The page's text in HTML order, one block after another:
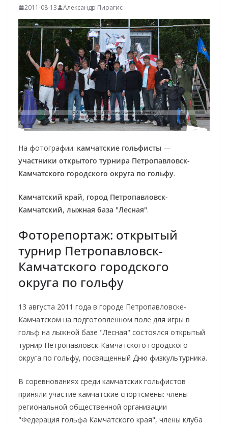
2011-08-13 Александр Пирагис
На фотографии: камчатские гольфисты —
участники открытого турнира Петропавловск-
Камчатского городского округа по гольфу.
Камчатский край, город Петропавловск-
Камчатский, лыжная база "Лесная".
Фоторепортаж: открытый
турнир Петропавловск-
Камчатского городского
округа по гольфу
13 августа 2011 года в городе Петропавловске-
Камчатском на подготовленном поле для игры в
гольф на лыжной базе "Лесная" состоялся открытый
турнир Петропавловск-Камчатского городского
округа по гольфу, посвященный Дню физкультурника.
В соревнованиях среди камчатских гольфистов
приняли участие камчатские спортсмены: члены
региональной общественной организации
"Федерация гольфа Камчатского края", члены клуба